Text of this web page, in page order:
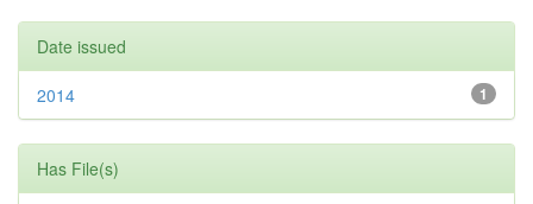
Date issued
1
2014
Has File(s)